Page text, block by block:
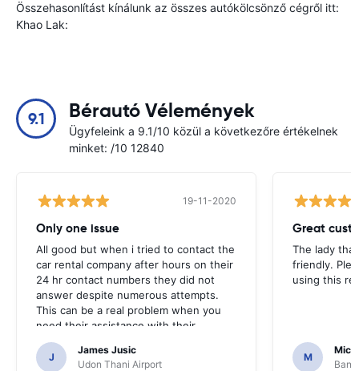
Összehasonlítást kínálunk az összes autókölcsönző cégről itt:
Khao Lak:
9.1 Bérautó Vélemények
Ügyfeleink a 9.1/10 közül a következőre értékelnek
minket: /10 12840
19-11-2020
Only one issue
All good but when i tried to contact the
car rental company after hours on their
24 hr contact numbers they did not
answer despite numerous attempts.
This can be a real problem when you
need their assistance with their
services or car.
J
James Jusic
Udon Thani Airport
Great
The lady
friendly.
using this
M